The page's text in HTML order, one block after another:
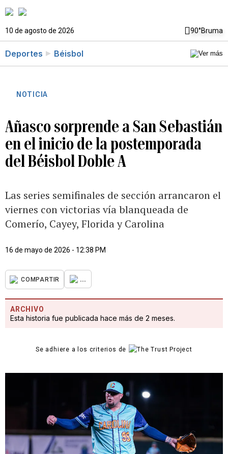
10 de agosto de 2026 90°Bruma
Deportes Béisbol
NOTICIA
Añasco sorprende a San Sebastián
en el inicio de la postemporada
del Béisbol Doble A
Las series semifinales de sección arrancaron el
viernes con victorias vía blanqueada de
Comerío, Cayey, Florida y Carolina
16 de mayo de 2026 - 12:38 PM
COMPARTIR ...
ARCHIVO
Esta historia fue publicada hace más de 2 meses.
Se adhiere a los criterios de